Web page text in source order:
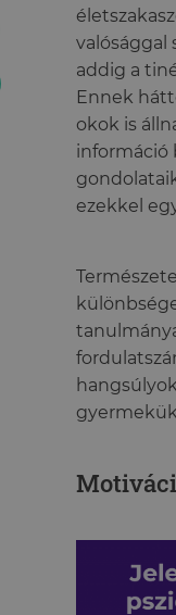
valósággal
addig a
Ennek
okok is
információ
ezekkel